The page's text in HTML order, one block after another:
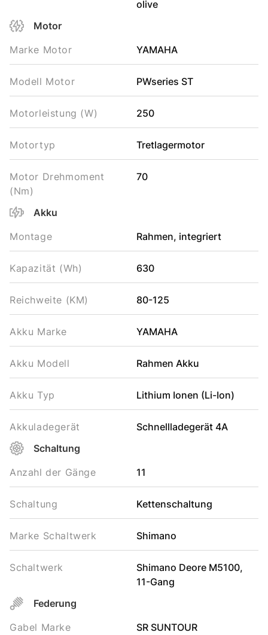
olive
Motor
Marke Motor
YAMAHA
Modell Motor PWseries ST
Motorleistung (W) 250
Motortyp Tretlagermotor
Motor Drehmoment
(Nm)
70
Akku
Montage
Rahmen, integriert
Kapazität (Wh) 630
Reichweite (KM) 80-125
Akku Marke YAMAHA
Akku Modell Rahmen Akku
Akku Typ Lithium Ionen (Li-Ion)
Akkuladegerät
Schnellladegerät 4A
Schaltung
Anzahl der Gänge
11
Schaltung Kettenschaltung
Marke Schaltwerk Shimano
Schaltwerk
Shimano Deore M5100,
11-Gang
Federung
Gabel Marke
SR SUNTOUR